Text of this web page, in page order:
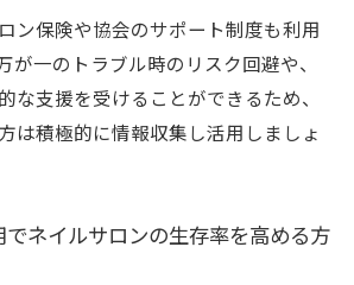
ン保険や協会のサポート制度も利用
が一のトラブル時のリスク回避や、
な支援を受けることができるため、
は積極的に情報収集し活用しましょ
ネイルサロンの生存率を高める方